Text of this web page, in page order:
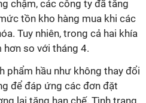
chậm, các công ty đã tăng
tồn kho hàng mua khi các
Tuy nhiên, trong cả hai khía
so với tháng 4.
phẩm hầu như không thay đổi
để đáp ứng các đơn đặt
lại tăng hạn chế. Tình trạng